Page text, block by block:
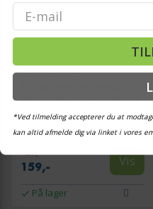
BORMIOLI ROCCO
159,- Vis
På lager
Email
*Ved tilmelding accepterer du at
kan altid afmelde dig via linket i vores